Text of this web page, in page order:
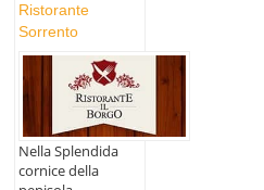
Ristorante
Sorrento
Nella Splendida
cornice della